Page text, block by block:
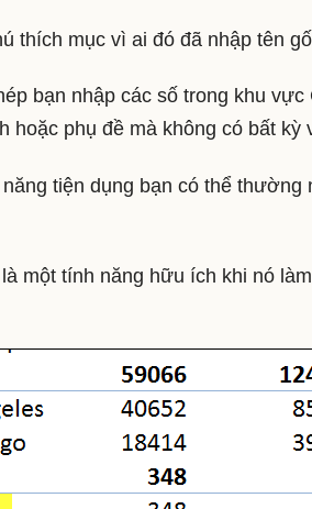
thích mục vì ai đó đã nhập tên
bạn nhập các số trong khu
hoặc phụ đề mà không có bất
tiện dụng bạn có thể
một tính năng hữu ích khi nó